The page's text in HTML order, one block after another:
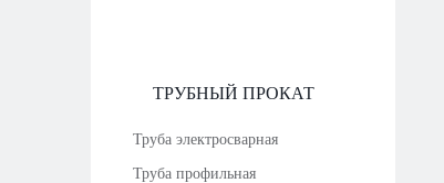
ТРУБНЫЙ ПРОКАТ
Труба электросварная
Труба профильная